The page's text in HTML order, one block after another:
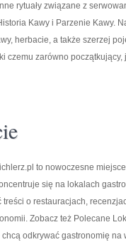
rytuały związane z
Kawy i Parzenie Kawy.
herbacie, a także szerzej
czemu zarówno początkujący,
to nowoczesne
się na lokalach
treści o restauracjach,
Zobacz też Polecane
odkrywać gastronomię